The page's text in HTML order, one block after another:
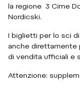
la regione 3 Cime
Nordicski.
I biglietti per lo sci
anche direttamente
di vendita ufficiali e
Attenzione: